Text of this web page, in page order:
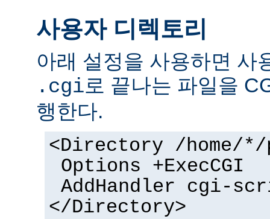
사용자 디렉토리
아래 설정을 사용하면 사
.cgi로 끝나는 파일을
행한다.
<Directory /home/
Options +ExecCGI
AddHandler cgi-
</Directory>